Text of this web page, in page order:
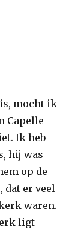
mocht ik
Capelle
Ik heb
hij was
op de
dat er veel
waren.
ligt